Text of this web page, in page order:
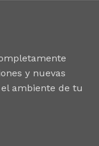
y nuevas
ambiente de tu